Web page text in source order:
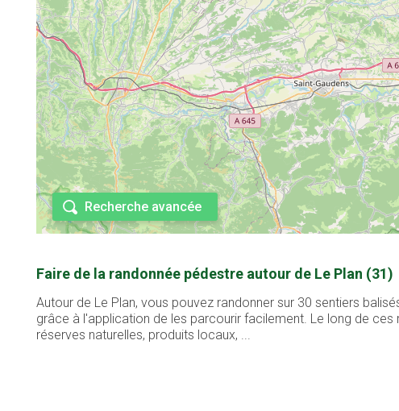
Recherche avancée
Faire de la randonnée pédestre autour de Le Plan (31)
Autour de Le Plan, vous pouvez randonner sur 30 sentiers
grâce à l'application de les parcourir facilement. Le long de
réserves naturelles, produits locaux, ...